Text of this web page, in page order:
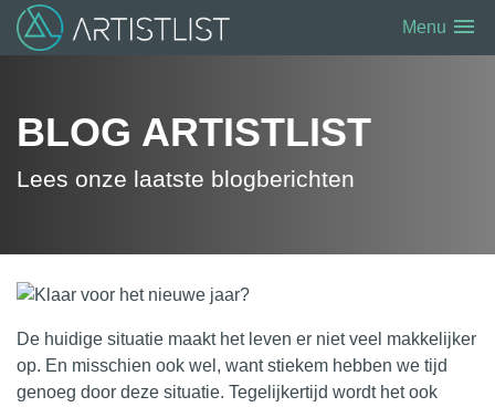
Menu menu
BLOG ARTISTLIST
Lees onze laatste blogberichten
De huidige situatie maakt het leven er niet veel makkelijker
op. En misschien ook wel, want stiekem hebben we tijd
genoeg door deze situatie. Tegelijkertijd wordt het ook